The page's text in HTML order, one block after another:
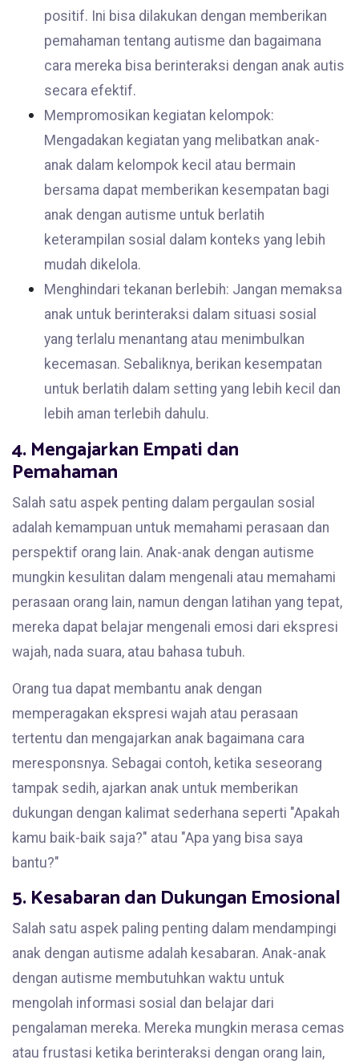
positif. Ini bisa dilakukan dengan memberikan
pemahaman tentang autisme dan bagaimana
cara mereka bisa berinteraksi dengan anak autis
secara efektif.
Mempromosikan kegiatan kelompok:
Mengadakan kegiatan yang melibatkan anak-
anak dalam kelompok kecil atau bermain
bersama dapat memberikan kesempatan bagi
anak dengan autisme untuk berlatih
keterampilan sosial dalam konteks yang lebih
mudah dikelola.
Menghindari tekanan berlebih: Jangan memaksa
anak untuk berinteraksi dalam situasi sosial
yang terlalu menantang atau menimbulkan
kecemasan. Sebaliknya, berikan kesempatan
untuk berlatih dalam setting yang lebih kecil dan
lebih aman terlebih dahulu.
4. Mengajarkan Empati dan
Pemahaman
Salah satu aspek penting dalam pergaulan sosial
adalah kemampuan untuk memahami perasaan dan
perspektif orang lain. Anak-anak dengan autisme
mungkin kesulitan dalam mengenali atau memahami
perasaan orang lain, namun dengan latihan yang tepat,
mereka dapat belajar mengenali emosi dari ekspresi
wajah, nada suara, atau bahasa tubuh.
Orang tua dapat membantu anak dengan
memperagakan ekspresi wajah atau perasaan
tertentu dan mengajarkan anak bagaimana cara
meresponsnya. Sebagai contoh, ketika seseorang
tampak sedih, ajarkan anak untuk memberikan
dukungan dengan kalimat sederhana seperti "Apakah
kamu baik-baik saja?" atau "Apa yang bisa saya
bantu?"
5. Kesabaran dan Dukungan Emosional
Salah satu aspek paling penting dalam mendampingi
anak dengan autisme adalah kesabaran. Anak-anak
dengan autisme membutuhkan waktu untuk
mengolah informasi sosial dan belajar dari
pengalaman mereka. Mereka mungkin merasa cemas
atau frustasi ketika berinteraksi dengan orang lain,